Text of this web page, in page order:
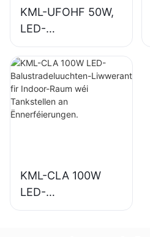
KML-UFOHF 50W,
LED-
Héichbuchtluuchte
n-Liwwerant fir
Industrieanlagen,
Lagerhaiser an
aner
KML-CLA 100W
LED-
Balustradeluuchten